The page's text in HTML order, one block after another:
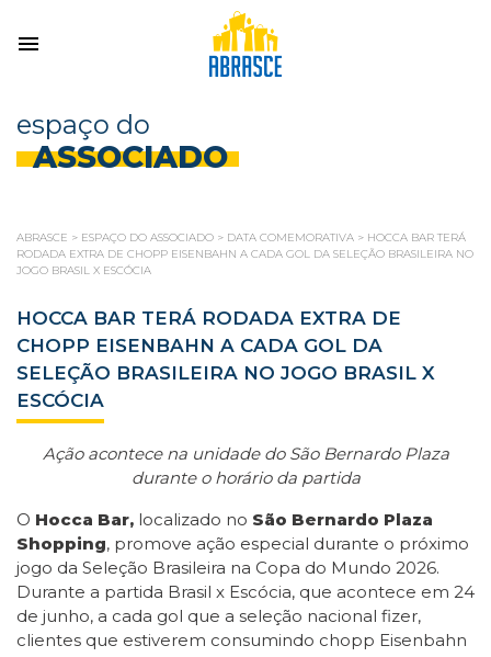
espaço do
ASSOCIADO
ABRASCE > ESPAÇO DO ASSOCIADO > DATA COMEMORATIVA > HOCCA BAR TERÁ
RODADA EXTRA DE CHOPP EISENBAHN A CADA GOL DA SELEÇÃO BRASILEIRA NO
JOGO BRASIL X ESCÓCIA
HOCCA BAR TERÁ RODADA EXTRA DE
CHOPP EISENBAHN A CADA GOL DA
SELEÇÃO BRASILEIRA NO JOGO BRASIL X
ESCÓCIA
Ação acontece na unidade do São Bernardo Plaza
durante o horário da partida
O Hocca Bar, localizado no São Bernardo Plaza
Shopping, promove ação especial durante o próximo
jogo da Seleção Brasileira na Copa do Mundo 2026.
Durante a partida Brasil x Escócia, que acontece em 24
de junho, a cada gol que a seleção nacional fizer,
clientes que estiverem consumindo chopp Eisenbahn